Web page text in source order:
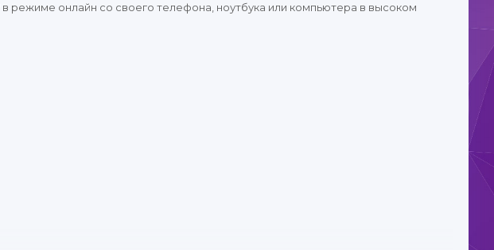
в режиме онлайн со своего телефона, ноутбука или компьютера в высоком